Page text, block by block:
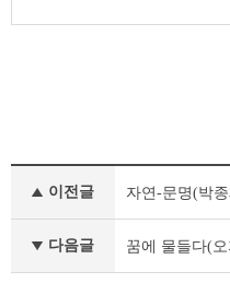
의
이전글 자연-문명(박
다음글 꿈에 물들다(